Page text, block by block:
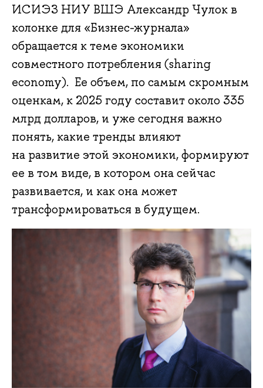
ИСИЭЗ НИУ ВШЭ Александр Чулок в
колонке для «Бизнес-журнала»
обращается к теме экономики
совместного потребления (sharing
economy). Ее объем, по самым скромным
оценкам, к 2025 году составит около 335
млрд долларов, и уже сегодня важно
понять, какие тренды влияют
на развитие этой экономики, формируют
ее в том виде, в котором она сейчас
развивается, и как она может
трансформироваться в будущем.